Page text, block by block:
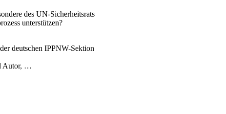
des UN-Sicherheitsrats
unterstützen?
deutschen IPPNW-Sektion
Autor, …